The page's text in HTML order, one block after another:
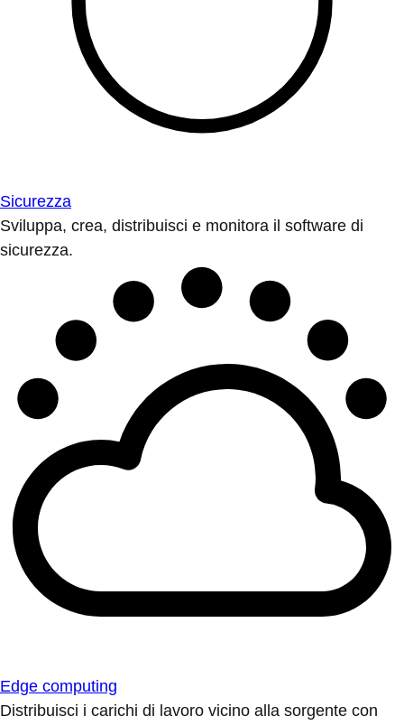
Sicurezza
Sviluppa, crea, distribuisci e monitora il software di
sicurezza.
Edge computing
Distribuisci i carichi di lavoro vicino alla sorgente con